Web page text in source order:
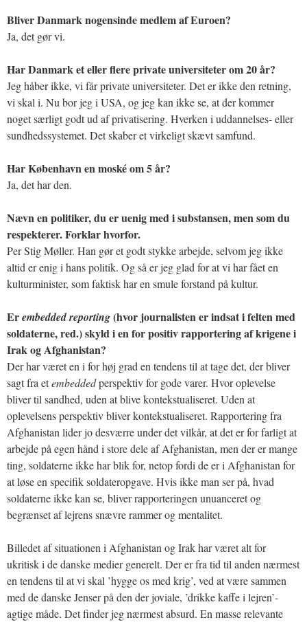
Bliver Danmark nogensinde medlem af Euroen?
Ja, det gør vi.
Har Danmark et eller flere private universiteter om 20 år?
Jeg håber ikke, vi får private universiteter. Det er ikke den retning,
vi skal i. Nu bor jeg i USA, og jeg kan ikke se, at der kommer
noget særligt godt ud af privatisering. Hverken i uddannelses- eller
sundhedssystemet. Det skaber et virkeligt skævt samfund.
Har København en moské om 5 år?
Ja, det har den.
Nævn en politiker, du er uenig med i substansen, men som du
respekterer. Forklar hvorfor.
Per Stig Møller. Han gør et godt stykke arbejde, selvom jeg ikke
altid er enig i hans politik. Og så er jeg glad for at vi har fået en
kulturminister, som faktisk har en smule forstand på kultur.
Erembedded reporting(hvor journalisten er indsat i felten med
soldaterne, red.) skyld i en for positiv rapportering af krigene i
Irak og Afghanistan?
Der har været en i for høj grad en tendens til at tage det, der bliver
sagt fra etembeddedperspektiv for gode varer. Hvor oplevelse
bliver til sandhed, uden at blive kontekstualiseret. Uden at
oplevelsens perspektiv bliver kontekstualiseret. Rapportering fra
Afghanistan lider jo desværre under det vilkår, at det er for farligt at
arbejde på egen hånd i store dele af Afghanistan, men der er mange
ting, soldaterne ikke har blik for, netop fordi de er i Afghanistan for
at løse en specifik soldateropgave. Hvis ikke man ser på, hvad
soldaterne ikke kan se, bliver rapporteringen unuanceret og
begrænset af lejrens snævre rammer og mentalitet.
Billedet af situationen i Afghanistan og Irak har været alt for
ukritisk i de danske medier generelt. Der er fra tid til anden nærmest
en tendens til at vi skal ’hygge os med krig’, ved at være sammen
med de danske Jenser på den der joviale, ’drikke kaffe i lejren’-
agtige måde. Det finder jeg nærmest absurd. En masse relevante